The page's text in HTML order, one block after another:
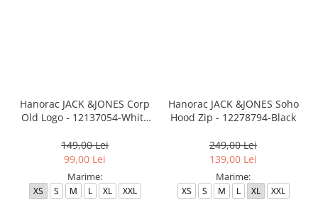
Hanorac JACK &JONES Corp
Old Logo - 12137054-White
149,00 Lei
99,00 Lei
Marime:
XS S M L XL XXL
Hanorac JACK &JONES Soho
Hood Zip - 12278794-Black
249,00 Lei
139,00 Lei
Marime:
XS S M L XL XXL